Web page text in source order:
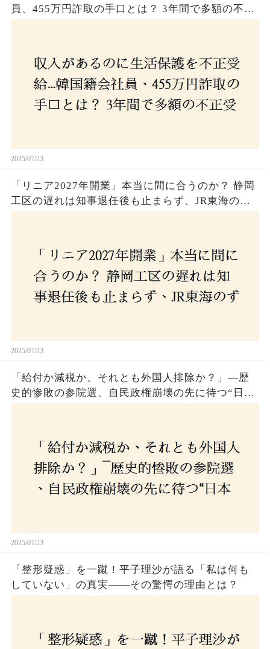
員、455万円詐取の手口とは？ 3年間で多額の不正
2025/07/23
「リニア2027年開業」本当に間に合うのか？ 静岡
工区の遅れは知事退任後も止まらず、JR東海のず
2025/07/23
「給付か減税か、それとも外国人排除か？」―歴
史的惨敗の参院選、自民政権崩壊の先に待つ“日本
2025/07/23
「整形疑惑」を一蹴！平子理沙が語る「私は何も
していない」の真実——その驚愕の理由とは？